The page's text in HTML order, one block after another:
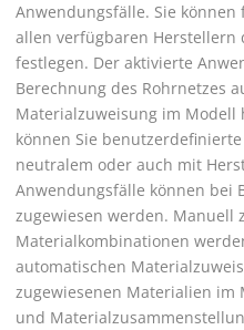
Anwendungsfälle. Sie
allen verfügbaren Herstellern
festlegen. Der aktivierte
Berechnung des Rohrnetzes
Materialzuweisung im Modell
können Sie
neutralem oder auch mit
Anwendungsfälle können bei
zugewiesen werden. Manuell
Materialkombinationen
automatischen
zugewiesenen Materialien im
und